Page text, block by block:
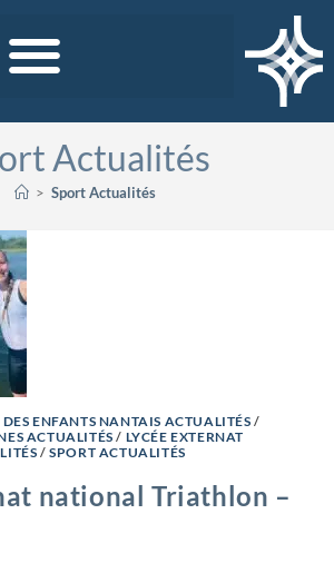
Actualités
> Sport Actualités
ENFANTS NANTAIS ACTUALITÉS /
ACTUALITÉS / LYCÉE EXTERNAT
/SPORT ACTUALITÉS
national Triathlon –